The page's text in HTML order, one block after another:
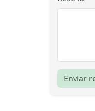
Enviar